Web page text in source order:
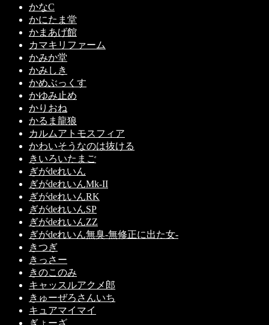
かなC
かにたま堂
かまあげ館
カマキリファーム
かみか堂
かみしき
かめぶっくす
かゆみ止め
かりおね
かるま龍狼
カルムアトモスフィア
かわいそうなのは抜ける
きいろいたまご
ぎがdeれいん
ぎがdeれいんMk-II
ぎがdeれいんRK
ぎがdeれいんSP
ぎがdeれいんZZ
ぎがdeれいん無臭-無修正に出た女-
きつぎ
きっさー
きのこのみ
キャッスルアクメ郎
きゅーぜろさんいち
キュアマイマイ
ぎょーざ